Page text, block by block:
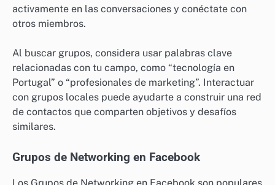
activamente en las conversaciones y conéctate con
otros miembros.
Al buscar grupos, considera usar palabras clave
relacionadas con tu campo, como “tecnología en
Portugal” o “profesionales de marketing”. Interactuar
con grupos locales puede ayudarte a construir una red
de contactos que comparten objetivos y desafíos
similares.
Grupos de Networking en Facebook